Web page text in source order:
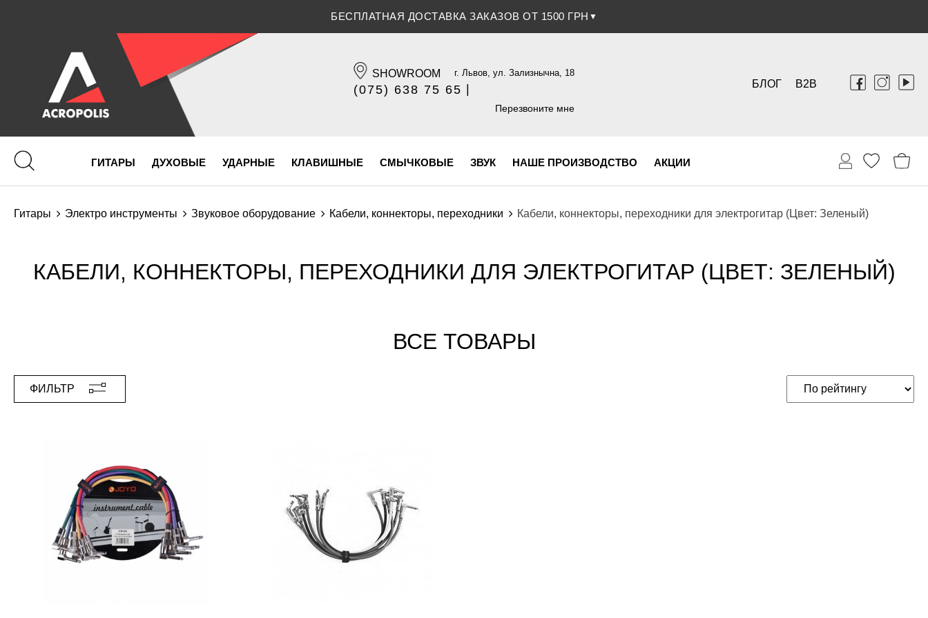
БЕСПЛАТНАЯ ДОСТАВКА ЗАКАЗОВ ОТ 1500 ГРН ▼
SHOWROOM г. Львов, ул. Зализнычна, 18
(075) 638 75 65
(096) 609 84 32
Перезвоните мне
B2B
БЛОГ
ГИТАРЫ ДУХОВЫЕ УДАРНЫЕ КЛАВИШНЫЕ СМЫЧКОВЫЕ ЗВУК НАШЕ ПРОИЗВОДСТВО АКЦИИ
Гитары Электро инструменты Звуковое оборудование Кабели, коннекторы, переходники Кабели, коннекторы, переходники для электрогитар (Цвет: Зеленый)
КАБЕЛИ, КОННЕКТОРЫ, ПЕРЕХОДНИКИ ДЛЯ ЭЛЕКТРОГИТАР (ЦВЕТ: ЗЕЛЕНЫЙ)
ВСЕ ТОВАРЫ
ФИЛЬТР